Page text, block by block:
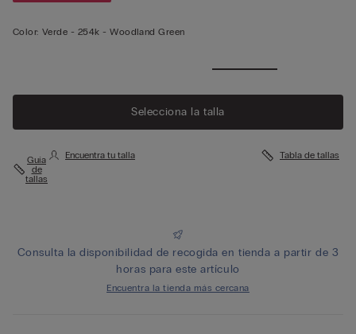
Color: Verde - 254k - Woodland Green
Selecciona la talla
Guía
de
tallas
Encuentra tu talla Tabla de tallas
Consulta la disponibilidad de recogida en tienda a partir de 3
horas para este artículo
Encuentra la tienda más cercana